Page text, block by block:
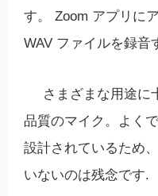
す。 Zoom アプリに
WAV ファイルを録音
さまざまな用途に
品質のマイク。よく
設計されているため
いないのは残念です.